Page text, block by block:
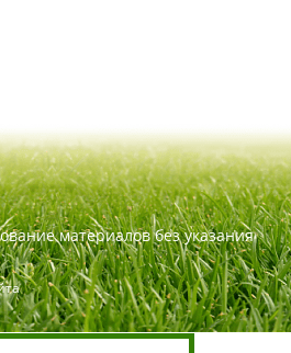
материалов без указания